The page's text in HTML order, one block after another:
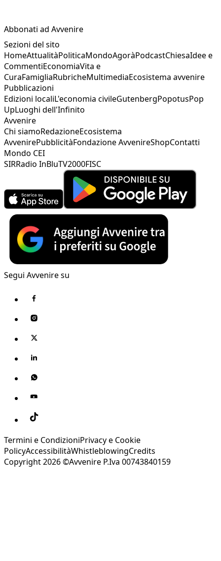
Abbonati ad Avvenire
Sezioni del sito
HomeAttualitàPoliticaMondoAgoràPodcastChiesaIdee e
CommentiEconomiaVita e
CuraFamigliaRubricheMultimediaEcosistema avvenire
Pubblicazioni
Edizioni localiL'economia civileGutenbergPopotusPop
UpLuoghi dell'Infinito
Avvenire
Chi siamoRedazioneEcosistema
AvvenirePubblicitàFondazione AvvenireShopContatti
Mondo CEI
SIRRadio InBluTV2000FISC
Segui Avvenire su
Termini e CondizioniPrivacy e Cookie
PolicyAccessibilitàWhistleblowingCredits
Copyright 2026 ©Avvenire P.Iva 00743840159